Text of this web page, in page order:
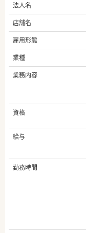
法人名
店舗名
雇用形態
業種
業務内容
資格
給与
勤務時間